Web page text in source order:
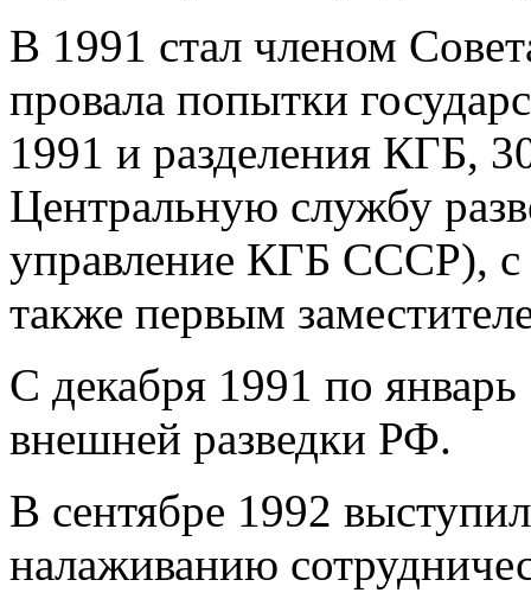
В 1991 стал членом
провала попытки
1991 и разделения КГБ,
Центральную службу
управление КГБ СССР), с
также первым
С декабря 1991 по
внешней разведки РФ.
В сентябре 1992
налаживанию